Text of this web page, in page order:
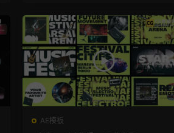
AE模板